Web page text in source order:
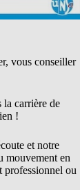
vous conseiller
la carrière de
!
et notre
mouvement en
professionnel ou